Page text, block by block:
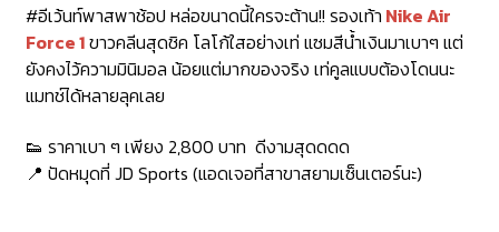
#อีเว้นท์พาสพาช้อป หล่อขนาดนี้ใครจะต้าน!! รองเท้า Nike Air
Force 1ขาวคลีนสุดชิค โลโก้ใสอย่างเท่ แซมสีน้ำเงินมาเบาๆ แต่
ยังคงไว้ความมินิมอล น้อยแต่มากของจริง เท่คูลแบบต้องโดนนะ
แมทช์ได้หลายลุคเลย
👟 ราคาเบา ๆ เพียง 2,800 บาท ดีงามสุดดดด
📍 ปัดหมุดที่ JD Sports (แอดเจอที่สาขาสยามเซ็นเตอร์นะ)